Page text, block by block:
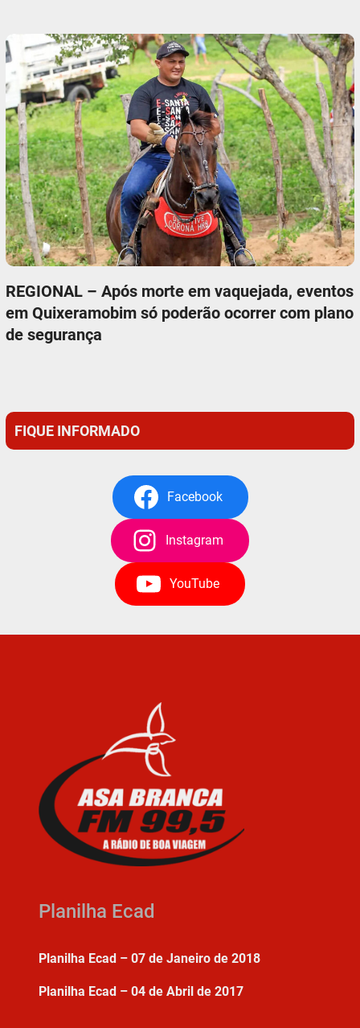
REGIONAL – Após morte em vaquejada, eventos
em Quixeramobim só poderão ocorrer com plano
de segurança
FIQUE INFORMADO
Facebook
Instagram
YouTube
Planilha Ecad
Planilha Ecad – 07 de Janeiro de 2018
Planilha Ecad – 04 de Abril de 2017